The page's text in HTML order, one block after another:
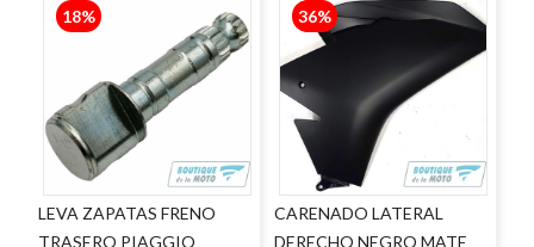
18%
LEVA ZAPATAS FRENO
TRASERO PIAGGIO
36%
CARENADO LATERAL
DERECHO NEGRO MATE